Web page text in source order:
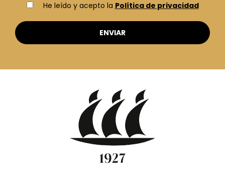
He leído y acepto la Política de privacidad